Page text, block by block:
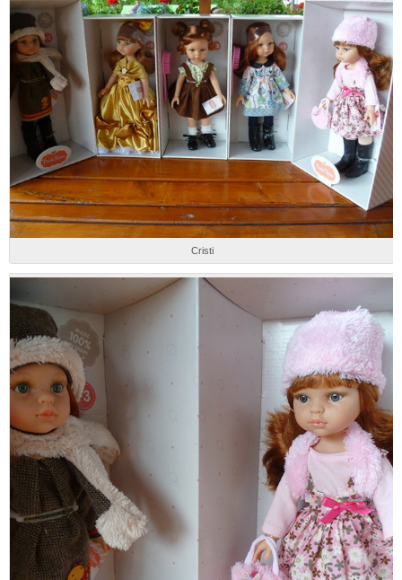
Cristi